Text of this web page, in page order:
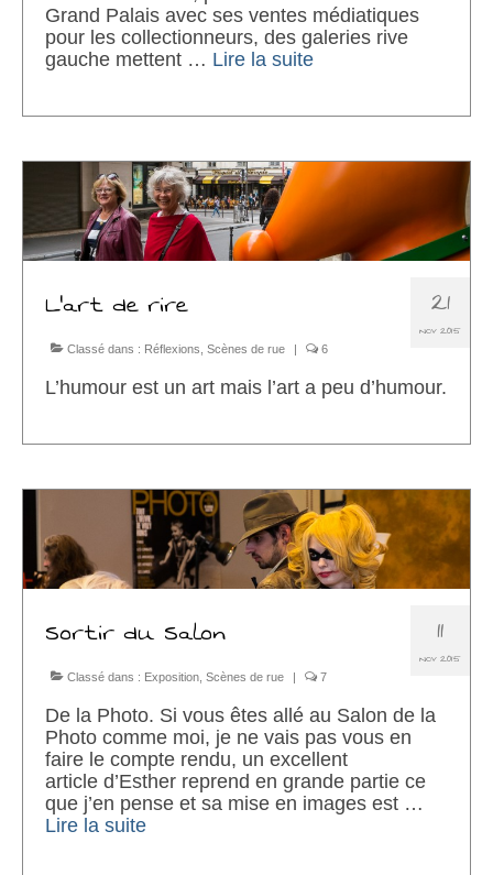
Grand Palais avec ses ventes médiatiques
pour les collectionneurs, des galeries rive
gauche mettent … Lire la suite­­
21
NOV 2015
L’art de rire
Classé dans : Réflexions Scènes de rue | 6
L’humour est un art mais l’art a peu d’humour.
11
NOV 2015
Sortir du Salon
Classé dans : Exposition Scènes de rue | 7
De la Photo. Si vous êtes allé au Salon de la
Photo comme moi, je ne vais pas vous en
faire le compte rendu, un excellent
article d’Esther reprend en grande partie ce
que j’en pense et sa mise en images est …
Lire la suite­­